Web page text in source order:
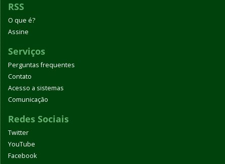
RSS
O que é?
Assine
Serviços
Perguntas frequentes
Contato
Acesso a sistemas
Comunicação
Redes Sociais
Twitter
YouTube
Facebook